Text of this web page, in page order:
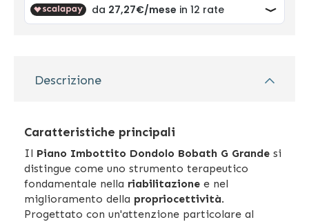
Descrizione
Caratteristiche principali
Il Piano Imbottito Dondolo Bobath G Grande si
distingue come uno strumento terapeutico
fondamentale nella riabilitazione e nel
miglioramento della propriocettività.
Progettato con un'attenzione particolare al